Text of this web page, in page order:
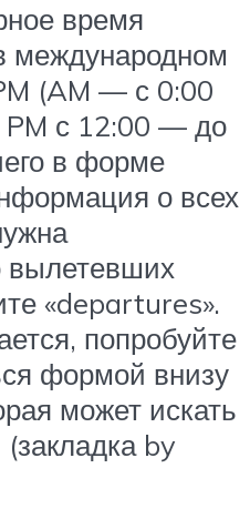
время
международном
(AM — с 0:00
PM с 12:00 — до
в форме
о всех
«departures».
попробуйте
формой внизу
может искать
by